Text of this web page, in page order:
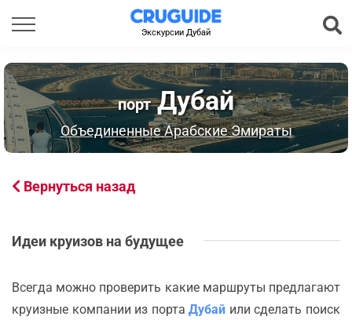
Экскурсии Дубай
портДубай
Объединенные Арабские Эмираты
Вернуться назад
Идеи круизов на будущее
Всегда можно проверить какие маршруты предлагают
круизные компании из портаДубай или сделать поиск